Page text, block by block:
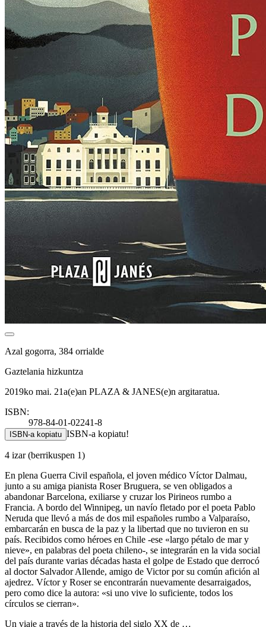
Azal gogorra, 384 orrialde
Gaztelania hizkuntza
2019ko mai. 21a(e)an PLAZA & JANES(e)n argitaratua.
ISBN:
978-84-01-02241-8
ISBN-a kopiatu ISBN-a kopiatu!
4 izar(berrikuspen 1)
En plena Guerra Civil española, el joven médico Víctor Dalmau,
junto a su amiga pianista Roser Bruguera, se ven obligados a
abandonar Barcelona, exiliarse y cruzar los Pirineos rumbo a
Francia. A bordo del Winnipeg, un navío fletado por el poeta Pablo
Neruda que llevó a más de dos mil españoles rumbo a Valparaíso,
embarcarán en busca de la paz y la libertad que no tuvieron en su
país. Recibidos como héroes en Chile -ese «largo pétalo de mar y
nieve», en palabras del poeta chileno-, se integrarán en la vida social
del país durante varias décadas hasta el golpe de Estado que derrocó
al doctor Salvador Allende, amigo de Victor por su común afición al
ajedrez. Víctor y Roser se encontrarán nuevamente desarraigados,
pero como dice la autora: «si uno vive lo suficiente, todos los
círculos se cierran».
Un viaje a través de la historia del siglo XX de …